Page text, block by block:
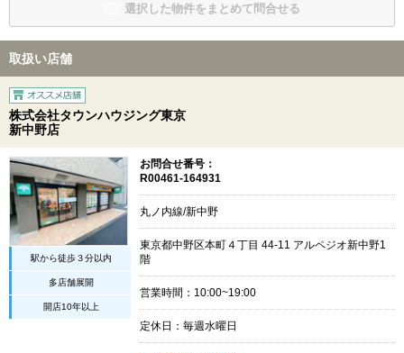
選択した物件をまとめて問合せる
取扱い店舗
株式会社タウンハウジング東京
新中野店
駅から徒歩３分以内
多店舗展開
開店10年以上
お問合せ番号：
R00461-164931
丸ノ内線/新中野
東京都中野区本町４丁目 44-11 アルペジオ新中野1
階
営業時間：10:00~19:00
定休日：毎週水曜日